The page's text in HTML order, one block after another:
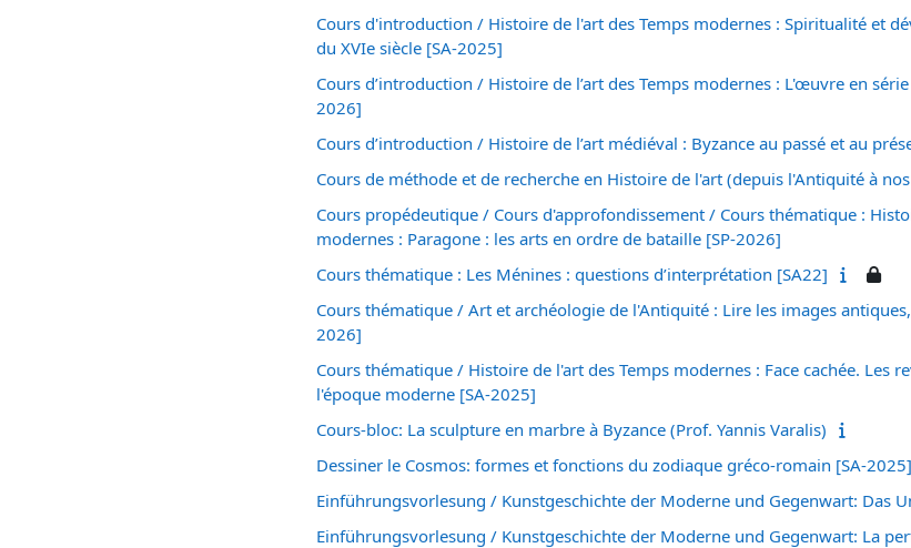
Cours d'introduction / Histoire de l'art des Temps modernes : Spiritualité et
du XVIe siècle [SA-2025]
Cours d’introduction / Histoire de l’art des Temps modernes : L'œuvre en série
2026]
Cours d’introduction / Histoire de l’art médiéval : Byzance au passé et au
Cours de méthode et de recherche en Histoire de l'art (depuis l'Antiquité à
Cours propédeutique / Cours d'approfondissement / Cours thématique :
modernes : Paragone : les arts en ordre de bataille [SP-2026]
Cours thématique : Les Ménines : questions d’interprétation [SA22]
Cours thématique / Art et archéologie de l'Antiquité : Lire les images
2026]
Cours thématique / Histoire de l'art des Temps modernes : Face cachée. Les
l'époque moderne [SA-2025]
Cours-bloc: La sculpture en marbre à Byzance (Prof. Yannis Varalis)
Dessiner le Cosmos: formes et fonctions du zodiaque gréco-romain [SA-2025]
Einführungsvorlesung / Kunstgeschichte der Moderne und Gegenwart: Das
Einführungsvorlesung / Kunstgeschichte der Moderne und Gegenwart: La